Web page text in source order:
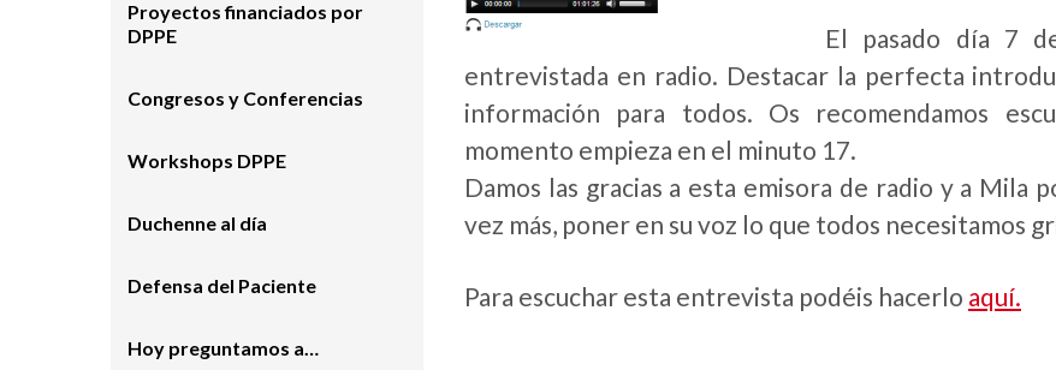
El pasado día 7
entrevistada en radio. Destacar la perfecta
información para todos. Os recomendamos
momento empieza en el minuto 17.
Damos las gracias a esta emisora de radio y a Mila
vez más, poner en su voz lo que todos necesitamos
Para escuchar esta entrevista podéis hacerlo aquí.
Proyectos financiados por
DPPE
Congresos y Conferencias
Workshops DPPE
Duchenne al día
Defensa del Paciente
Hoy preguntamos a…